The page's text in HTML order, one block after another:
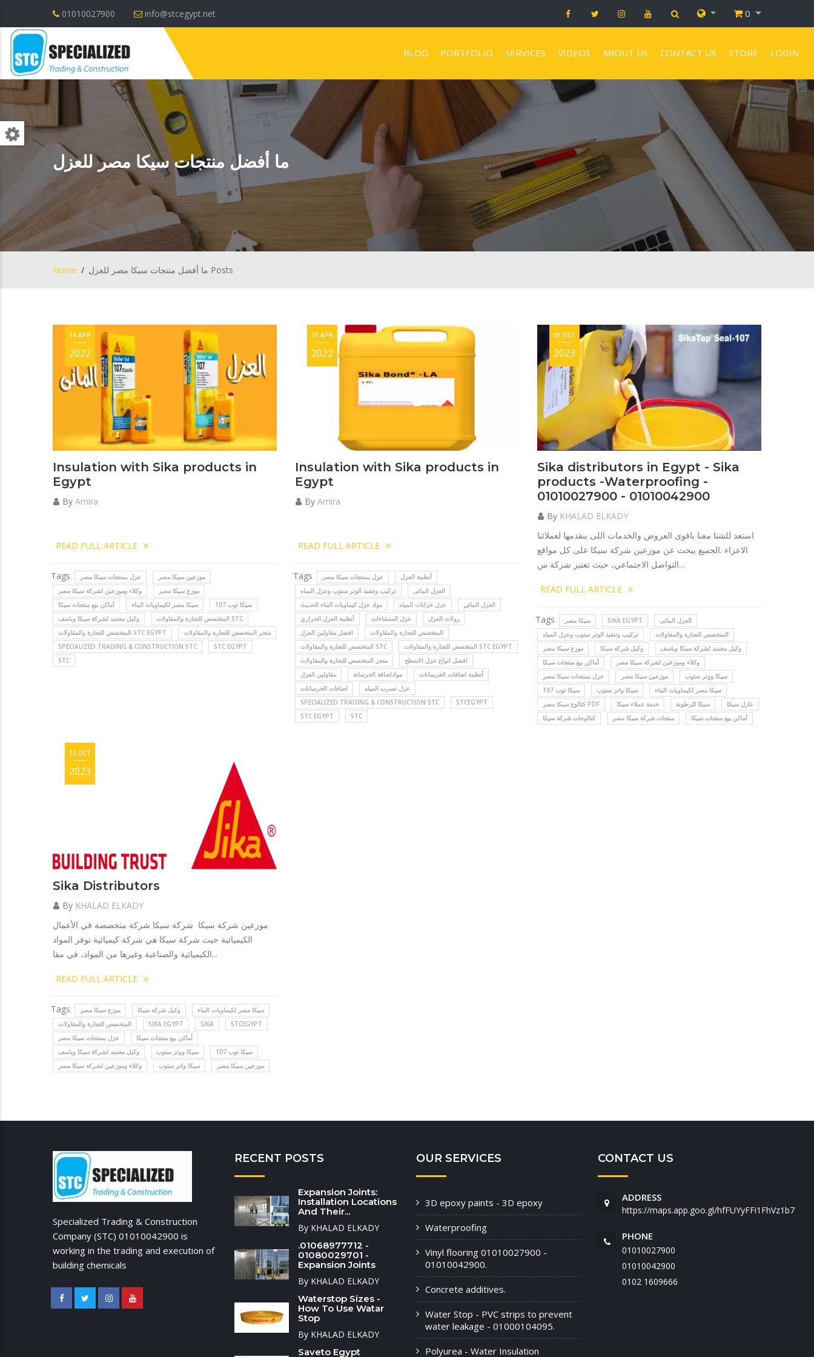
01010027900 info@stcegypt.net 0
BLOG PORTFOLIO SERVICES VIDEOS ABOUT US CONTACT US STORE LOGIN
ما أفضل منتجات سيكا مصر للعزل
Home ما أفضل منتجات سيكا مصر للعزل Posts
Insulation with Sika products in
Egypt
14 APR
2022
By Amira
READ FULL ARTICLE
Tags عزل بمنتجات سيكا مصر
موزعين سيكا مصر
وكلاء وموزعين لشركة سيكا مصر
موزع سيكا مصر
أماكن بيع منتجات سيكا
سيكا مصر لكيماويات البناء
سيكا توب 107
وكيل معتمد لشركة سيكا وباسف
المتخصص للتجارة والمقاولات STC
المتخصص للتجارة والمقاولات STC EGYPT
متجر المتخصص للتجارة والمقاولات
SPECIALIZED TRADING & CONSTRUCTION STC
STC EGYPT
STC
Insulation with Sika products in
Egypt
15 APR
2022
By Amira
READ FULL ARTICLE
Tags عزل بمنتجات سيكا مصر
أنظمة العزل
تركيب وتنفيذ الوتر ستوب وعزل المياه
العزل المائى
مواد عزل كيماويات البناء الحديث
عزل خزانات المياه
العزل المائي
أنظمة العزل الحراري
عزل المنشاءات
رولات العزل
افضل مقاولين العزل
المتخصص للتجارة والمقاولات
المتخصص للتجارة والمقاولات STC
المتخصص للتجارة والمقاولات STC EGYPT
متجر المتخصص للتجارة والمقاولات
افضل انواع عزل الاسطح
مقاولين العزل
مواداضافة الخرسانة
أنظمة اضافات الخرسانات
اضافات الخرسانات
عزل تسرب المياه
SPECIALIZED TRADING & CONSTRUCTION STC
STCEGYPT
STC EGYPT
STC
Sika distributors in Egypt - Sika
products -Waterproofing -
01010027900 - 01010042900
01 OCT
2023
By KHALAD ELKADY
استعد للشتا معنا باقوى العروض والخدمات اللى بنقدمها لعملائنا
الاعزاء .الجميع يبحث عن موزعين شركة سيكا على كل مواقع
التواصل الاجتماعي، حيث تعتبر شركة س...
READ FULL ARTICLE
Tags سيكا مصر SIKA EGYPT
العزل المائى
تركيب وتنفيذ الوتر ستوب وعزل المياه
المتخصص للتجارة والمقاولات
موزع سيكا مصر
وكيل شركة سيكا
وكيل معتمد لشركة سيكا وباسف
أماكن بيع منتجات سيكا
وكلاء وموزعين لشركة سيكا مصر
عزل بمنتجات سيكا مصر
موزعين سيكا مصر
سيكا ووتر ستوب
سيكا توب 107
سيكا واتر ستوب
سيكا مصر لكيماويات البناء
كتالوج سيكا مصر PDF
خدمة عملاء سيكا سيكا للرطوبة
عازل سيكا
كتالوجات شركة سيكا
منتجات شركة سيكا مصر أماكن بيع منتجات سيكا
Sika Distributors
15 OCT
2023
By KHALAD ELKADY
موزعين شركة سيكا شركة سيكا شركة متخصصة في الأعمال
الكيميائية حيث شركة سيكا هي شركة كيميائية توفر المواد
الكيميائية والصناعية وغيرها من المواد، في مقا...
READ FULL ARTICLE
Tags موزع سيكا مصر وكيل شركة سيكا
سيكا مصر لكيماويات البناء
المتخصص للتجارة والمقاولات
SIKA EGYPT SIKA
STCEGYPT
عزل بمنتجات سيكا مصر
أماكن بيع منتجات سيكا
وكيل معتمد لشركة سيكا وباسف
سيكا ووتر ستوب
سيكا توب 107
وكلاء وموزعين لشركة سيكا مصر
سيكا واتر ستوب موزعين سيكا مصر
Specialized Trading & Construction
Company (STC) 01010042900 is
working in the trading and execution of
building chemicals
RECENT POSTS
Expansion Joints:
Installation Locations
And Their...
By KHALAD ELKADY
.01068977712 -
01080029701 -
Expansion Joints
By KHALAD ELKADY
Waterstop Sizes -
How To Use Watar
Stop
By KHALAD ELKADY
Saveto Egypt
OUR SERVICES
3D epoxy paints - 3D epoxy
Waterproofing
Vinyl flooring 01010027900 -
01010042900.
Concrete additives.
Water Stop - PVC strips to prevent
water leakage - 01000104095.
Polyurea - Water Insulation
CONTACT US
ADDRESS
https://maps.app.goo.gl/hfFUYyFFi1FhVz1b7
PHONE
01010027900
01010042900
‭0102 1609666‬